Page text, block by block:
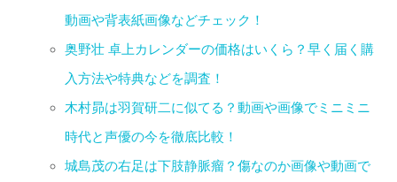
動画や背表紙画像などチェック！
奥野壮 卓上カレンダーの価格はいくら？早く届く購
入方法や特典などを調査！
木村昴は羽賀研二に似てる？動画や画像でミニミニ
時代と声優の今を徹底比較！
城島茂の右足は下肢静脈瘤？傷なのか画像や動画で